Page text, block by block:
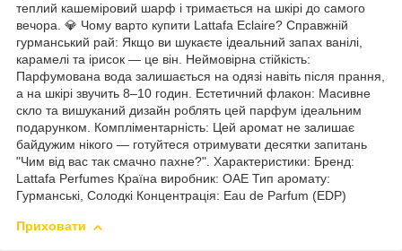
теплий кашеміровий шарф і тримається на шкірі до самого
вечора. 💎 Чому варто купити Lattafa Eclaire? Справжній
гурманський рай: Якщо ви шукаєте ідеальний запах ванілі,
карамелі та ірисок — це він. Неймовірна стійкість:
Парфумована вода залишається на одязі навіть після прання,
а на шкірі звучить 8–10 годин. Естетичний флакон: Масивне
скло та вишуканий дизайн роблять цей парфум ідеальним
подарунком. Компліментарність: Цей аромат не залишає
байдужим нікого — готуйтеся отримувати десятки запитань
"Чим від вас так смачно пахне?". Характеристики: Бренд:
Lattafa Perfumes Країна виробник: ОАЕ Тип аромату:
Гурманські, Солодкі Концентрація: Eau de Parfum (EDP)
Приховати